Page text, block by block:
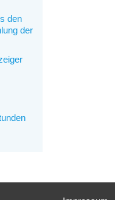
den
der